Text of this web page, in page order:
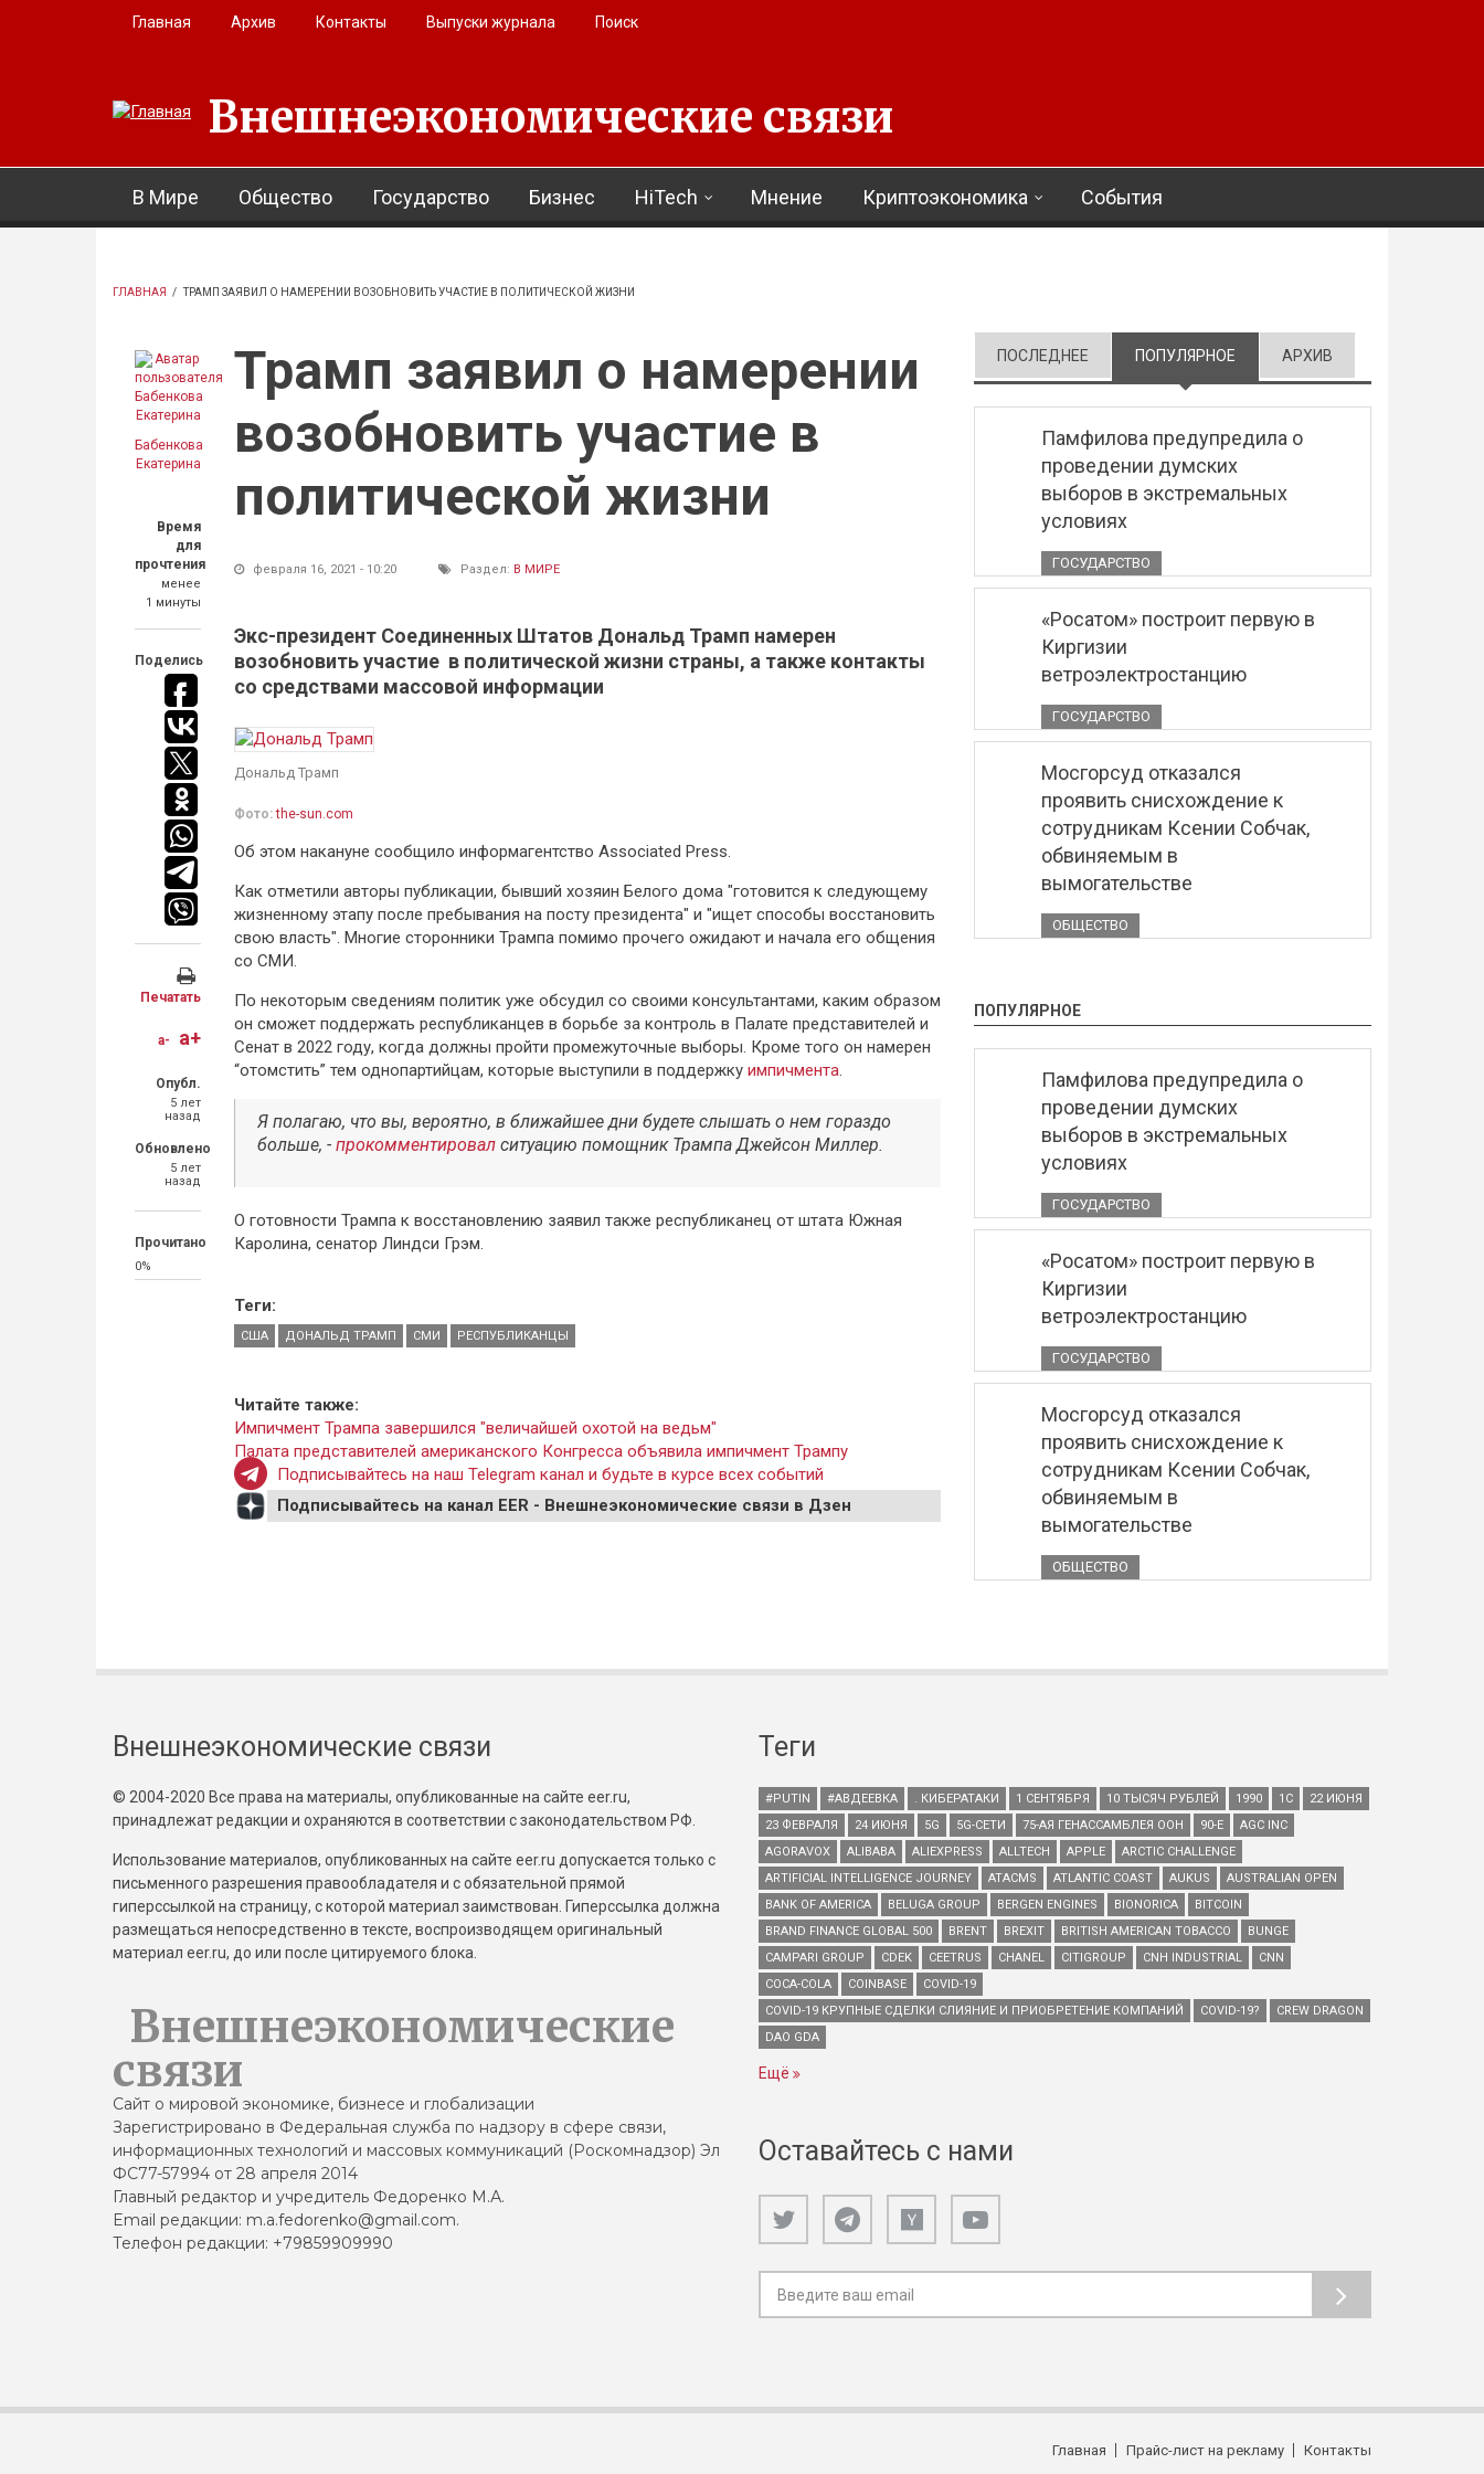
Перейти к основному содержанию
Главная Архив Контакты Выпуски журнала Поиск
Внешнеэкономические связи
В Мире Общество Государство Бизнес HiTech Мнение Криптоэкономика События
ГЛАВНАЯ / ТРАМП ЗАЯВИЛ О НАМЕРЕНИИ ВОЗОБНОВИТЬ УЧАСТИЕ В ПОЛИТИЧЕСКОЙ ЖИЗНИ
Бабенкова
Екатерина
Время
для
прочтения
менее
1 минуты
Поделись
Печатать
a- a+
Опубл.
5 лет
назад
Обновлено
5 лет
назад
Прочитано
0%
Трамп заявил о намерении
возобновить участие в
политической жизни
февраля 16, 2021 - 10:20 Раздел: В МИРЕ
Экс-президент Соединенных Штатов Дональд Трамп намерен
возобновить участие в политической жизни страны, а также контакты
со средствами массовой информации
Дональд Трамп
Фото:the-sun.com
Об этом накануне сообщило информагентство Associated Press.
Как отметили авторы публикации, бывший хозяин Белого дома "готовится к следующему
жизненному этапу после пребывания на посту президента" и "ищет способы восстановить
свою власть". Многие сторонники Трампа помимо прочего ожидают и начала его общения
со СМИ.
По некоторым сведениям политик уже обсудил со своими консультантами, каким образом
он сможет поддержать республиканцев в борьбе за контроль в Палате представителей и
Сенат в 2022 году, когда должны пройти промежуточные выборы. Кроме того он намерен
“отомстить” тем однопартийцам, которые выступили в поддержку импичмента.
Я полагаю, что вы, вероятно, в ближайшее дни будете слышать о нем гораздо
больше, - прокомментировал ситуацию помощник Трампа Джейсон Миллер.
О готовности Трампа к восстановлению заявил также республиканец от штата Южная
Каролина, сенатор Линдси Грэм.
Теги:
США ДОНАЛЬД ТРАМП СМИ РЕСПУБЛИКАНЦЫ
Читайте также:
Импичмент Трампа завершился "величайшей охотой на ведьм"
Палата представителей американского Конгресса объявила импичмент Трампу
Подписывайтесь на наш Telegram канал и будьте в курсе всех событий
Подписывайтесь на канал EER - Внешнеэкономические связи в Дзен
ПОСЛЕДНЕЕ ПОПУЛЯРНОЕ (АКТИВНАЯ ВКЛАДКА)
АРХИВ
Памфилова предупредила о
проведении думских
выборов в экстремальных
условиях
ГОСУДАРСТВО
«Росатом» построит первую в
Киргизии
ветроэлектростанцию
ГОСУДАРСТВО
Мосгорсуд отказался
проявить снисхождение к
сотрудникам Ксении Собчак,
обвиняемым в
вымогательстве
ОБЩЕСТВО
ПОПУЛЯРНОЕ
Памфилова предупредила о
проведении думских
выборов в экстремальных
условиях
ГОСУДАРСТВО
«Росатом» построит первую в
Киргизии
ветроэлектростанцию
ГОСУДАРСТВО
Мосгорсуд отказался
проявить снисхождение к
сотрудникам Ксении Собчак,
обвиняемым в
вымогательстве
ОБЩЕСТВО
Внешнеэкономические связи
© 2004-2020 Все права на материалы, опубликованные на сайте eer.ru,
принадлежат редакции и охраняются в соответствии с законодательством РФ.
Использование материалов, опубликованных на сайте eer.ru допускается только с
письменного разрешения правообладателя и с обязательной прямой
гиперссылкой на страницу, с которой материал заимствован. Гиперссылка должна
размещаться непосредственно в тексте, воспроизводящем оригинальный
материал eer.ru, до или после цитируемого блока.
Внешнеэкономические
связи
Сайт о мировой экономике, бизнесе и глобализации
Зарегистрировано в Федеральная служба по надзору в сфере связи,
информационных технологий и массовых коммуникаций (Роскомнадзор) Эл
ФС77-57994 от 28 апреля 2014
Главный редактор и учредитель Федоренко М.А.
Email редакции: m.a.fedorenko@gmail.com.
Телефон редакции: +79859909990
Теги
#PUTIN #АВДЕЕВКА . КИБЕРАТАКИ 1 СЕНТЯБРЯ 10 ТЫСЯЧ РУБЛЕЙ 1990 1С
22 ИЮНЯ
23 ФЕВРАЛЯ
24 ИЮНЯ 5G 5G-СЕТИ 75-АЯ ГЕНАССАМБЛЕЯ ООН 90-Е
AGC INC
AGORAVOX
ALIBABA ALIEXPRESS ALLTECH APPLE
ARCTIC CHALLENGE
ARTIFICIAL INTELLIGENCE JOURNEY
ATACMS ATLANTIC COAST AUKUS
AUSTRALIAN OPEN
BANK OF AMERICA
BELUGA GROUP BERGEN ENGINES BIONORICA
BITCOIN
BRAND FINANCE GLOBAL 500
BRENT BREXIT BRITISH AMERICAN TOBACCO
BUNGE
CAMPARI GROUP
CDEK CEETRUS CHANEL CITIGROUP CNH INDUSTRIAL
CNN
COCA-COLA
COINBASE
COVID-19
COVID-19 КРУПНЫЕ СДЕЛКИ СЛИЯНИЕ И ПРИОБРЕТЕНИЕ КОМПАНИЙ
COVID-19?
CREW DRAGON
DAO GDA
Ещё
Оставайтесь с нами
Главная Прайс-лист на рекламу Контакты